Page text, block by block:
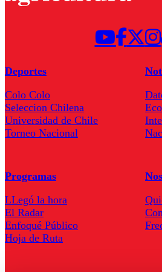
Deportes
Colo Colo
Seleccion Chilena
Universidad de Chile
Torneo Nacional
Programas
LLegó la hora
El Radar
Enfoqué Público
Hoja de Ruta